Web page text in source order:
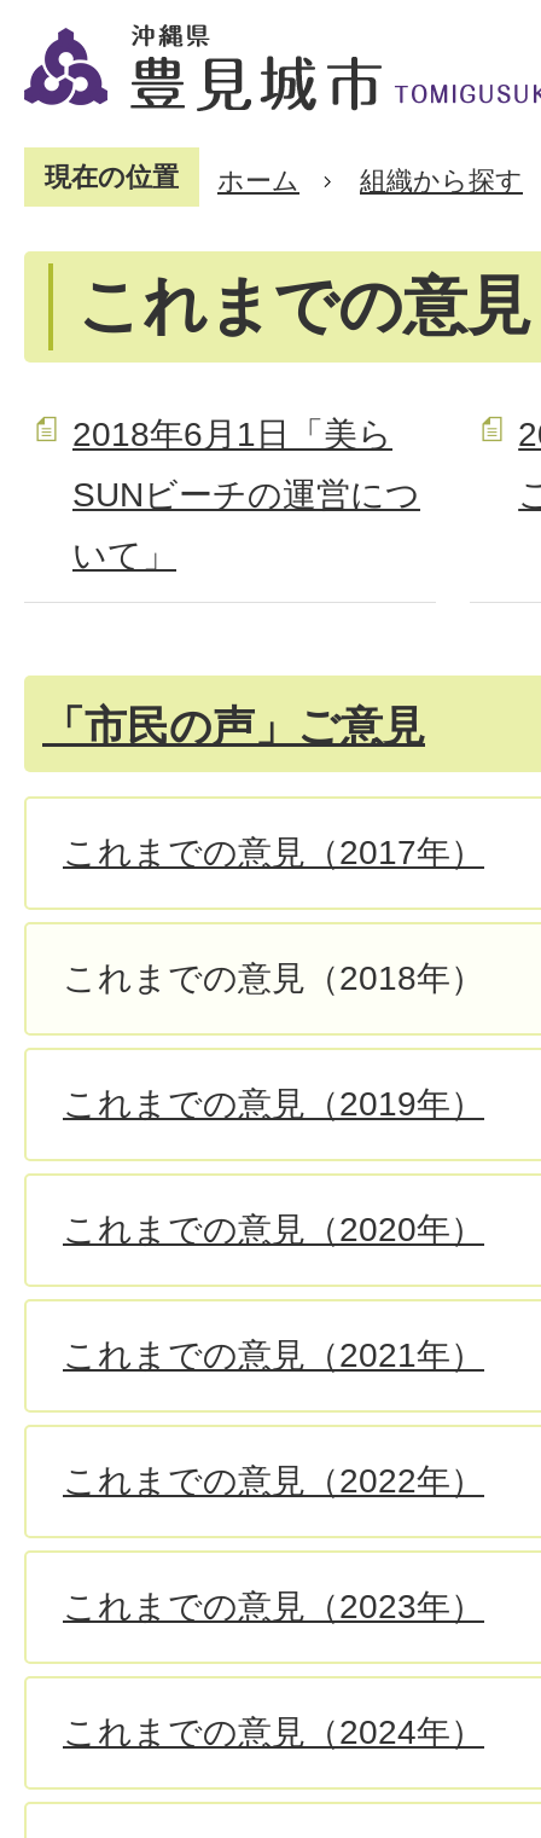
現在の位置 ホーム 組織から探す
これまでの意
2018年6月1日「美ら
SUNビーチの運営につ
いて」
「市民の声」ご意見
これまでの意見（2017年）
これまでの意見（2018年）
これまでの意見（2019年）
これまでの意見（2020年）
これまでの意見（2021年）
これまでの意見（2022年）
これまでの意見（2023年）
これまでの意見（2024年）